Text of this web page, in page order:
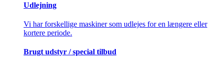
Udlejning
Vi har forskellige maskiner som udlejes for en længere eller
kortere periode.
Brugt udstyr / special tilbud